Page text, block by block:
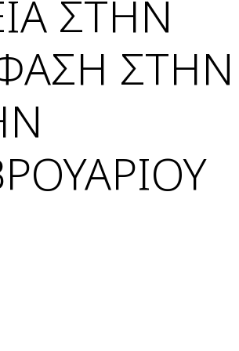
ΣΤΗΝ
ΣΤΗΝ